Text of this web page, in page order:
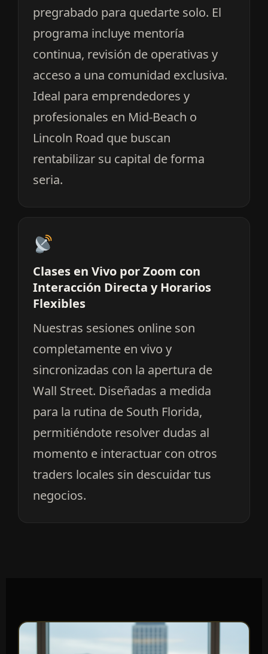
pregrabado para quedarte solo. El
programa incluye mentoría
continua, revisión de operativas y
acceso a una comunidad exclusiva.
Ideal para emprendedores y
profesionales en Mid-Beach o
Lincoln Road que buscan
rentabilizar su capital de forma
seria.
Clases en Vivo por Zoom con
Interacción Directa y Horarios
Flexibles
Nuestras sesiones online son
completamente en vivo y
sincronizadas con la apertura de
Wall Street. Diseñadas a medida
para la rutina de South Florida,
permitiéndote resolver dudas al
momento e interactuar con otros
traders locales sin descuidar tus
negocios.